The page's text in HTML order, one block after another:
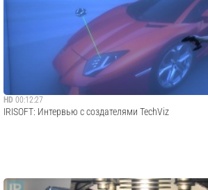
HD 00:12:27
IRISOFT: Интервью с создателями TechViz